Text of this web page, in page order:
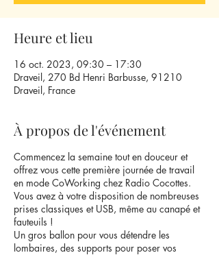
Heure et lieu
16 oct. 2023, 09:30 – 17:30
Draveil, 270 Bd Henri Barbusse, 91210
Draveil, France
À propos de l'événement
Commencez la semaine tout en douceur et
offrez vous cette première journée de travail
en mode CoWorking chez Radio Cocottes.
Vous avez à votre disposition de nombreuses
prises classiques et USB, même au canapé et
fauteuils !
Un gros ballon pour vous détendre les
lombaires, des supports pour poser vos